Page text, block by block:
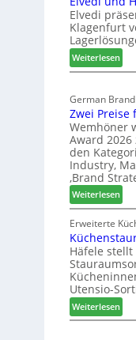
s
e
e
r
ö
r
t
e
t
Z
u
k
u
n
f
t
n
i
g
p
a
s
t
F
ü
h
r
u
n
g
a
n
Elvedi
Klagenfurt
Weiterlesen:
E
v
e
d
i
u
n
d
H
u
b
t
e
x
s
t
e
German
Zwei Preise
Wemhöner
Award
den
Industry,
‚Brand
Weiterlesen:
Z
w
e
i
P
r
e
i
s
Erweiterte
Häfele stellt
Utensio-
Weiterlesen:
K